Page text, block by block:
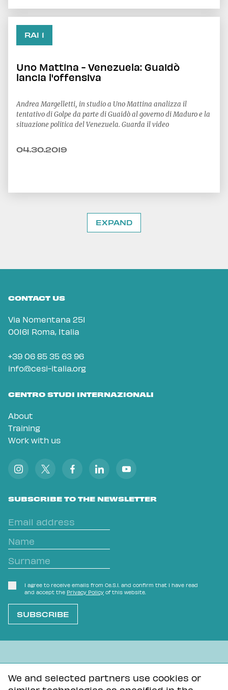
We and selected partners use cookies or
RAI 1
Uno Mattina - Venezuela: Guaidò
lancia l'offensiva
Andrea Margelletti, in studio a Uno Mattina analizza il
tentativo di Golpe da parte di Guaidò al governo di Maduro e la
situazione politica del Venezuela. Guarda il video
04.30.2019
EXPAND
CONTACT US
Via Nomentana 251
00161 Roma, Italia
+39 06 85 35 63 96
info@cesi-italia.org
CENTRO STUDI INTERNAZIONALI
About
Training
Work with us
SUBSCRIBE TO THE NEWSLETTER
I agree to receive emails from Ce.S.I. and confirm that I have read
and accept the Privacy Policy of this website.